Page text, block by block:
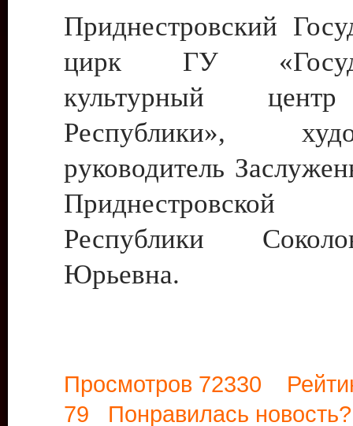
Приднестровский
цирк ГУ
культурный
Республики»,
руководитель
Приднестровской
Республики
Юрьевна.
Просмотров 72330
79 Понравилась